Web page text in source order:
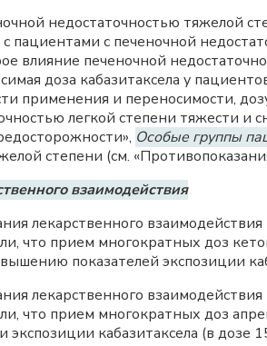
недостаточностью тяжелой
пациентами с печеночной
влияние печеночной
доза кабазитаксела у
применения и переносимости,
легкой степени тяжести и
Особые группы
степени (см.
взаимодействия
лекарственного
что прием многократных доз
показателей экспозиции
лекарственного
что прием многократных доз
экспозиции кабазитаксела (в дозе